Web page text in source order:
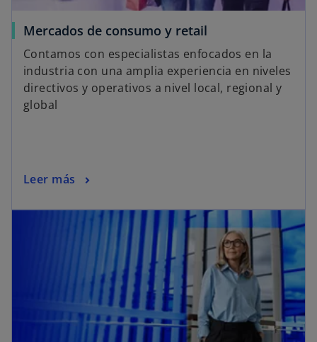
Mercados de consumo y retail
Contamos con especialistas enfocados en la
industria con una amplia experiencia en niveles
directivos y operativos a nivel local, regional y
global
Leer más